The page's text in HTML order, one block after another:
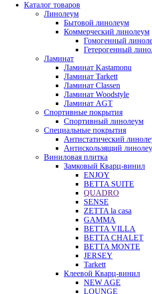
Каталог товаров
Линолеум
Бытовой линолеум
Коммерческий линолеум
Гомогенный
Гетерогенный
Ламинат
Ламинат Kastamonu
Ламинат Tarkett
Ламинат Classen
Ламинат Woodstyle
Ламинат AGT
Спортивные покрытия
Спортивный линолеум
Специальные покрытия
Антистатический
Антискользящий
Виниловая плитка
Замковый Кварц-винил
ENJOY
BETTA SUITE
QUADRO
SENSE
ZETTA la casa
GAMMA
BETTA VILLA
BETTA CHALET
BETTA MONTE
JERSEY
Tarkett
Клеевой Кварц-винил
NEW AGE
LOUNGE